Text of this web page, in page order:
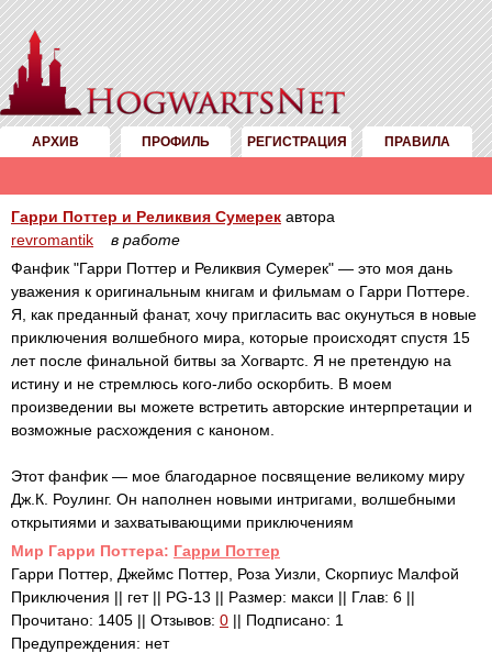
АРХИВ ПРОФИЛЬ РЕГИСТРАЦИЯ ПРАВИЛА
Гарри Поттер и Реликвия Сумерек автора
revromantik
в работе
Фанфик "Гарри Поттер и Реликвия Сумерек" — это моя дань
уважения к оригинальным книгам и фильмам о Гарри Поттере.
Я, как преданный фанат, хочу пригласить вас окунуться в новые
приключения волшебного мира, которые происходят спустя 15
лет после финальной битвы за Хогвартс. Я не претендую на
истину и не стремлюсь кого-либо оскорбить. В моем
произведении вы можете встретить авторские интерпретации и
возможные расхождения с каноном.
Этот фанфик — мое благодарное посвящение великому миру
Дж.К. Роулинг. Он наполнен новыми интригами, волшебными
открытиями и захватывающими приключениям
Mир Гарри Поттера: Гарри Поттер
Гарри Поттер, Джеймс Поттер, Роза Уизли, Скорпиус Малфой
Приключения || гет || PG-13 || Размер: макси || Глав: 6 ||
Прочитано: 1405 || Отзывов: 0 || Подписано: 1
Предупреждения: нет